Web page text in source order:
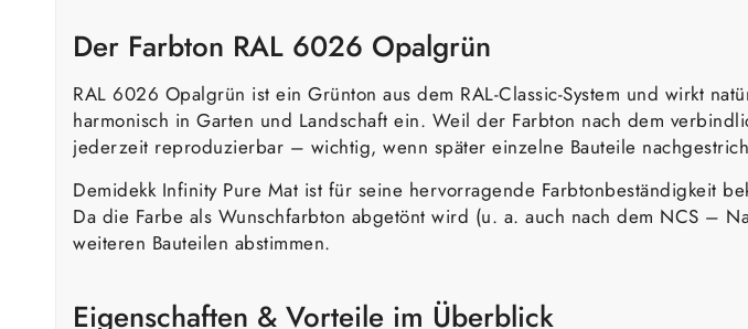
Der Farbton RAL 6026 Opalgrün
RAL 6026 Opalgrün ist ein Grünton aus dem RAL-Classic-System und wirkt
harmonisch in Garten und Landschaft ein. Weil der Farbton nach dem
jederzeit reproduzierbar – wichtig, wenn später einzelne Bauteile
Demidekk Infinity Pure Mat ist für seine hervorragende Farbtonbeständigkeit
Da die Farbe als Wunschfarbton abgetönt wird (u. a. auch nach dem NCS –
weiteren Bauteilen abstimmen.
Eigenschaften & Vorteile im Überblick